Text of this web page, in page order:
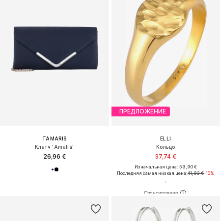
TAMARIS
Клатч 'Amalia'
26,96 €
ПРЕДЛОЖЕНИЕ
ELLI
Кольцо
37,74 €
Изначальная цена: 59,90 €
Последняя самая низкая цена:41,93 €-10%